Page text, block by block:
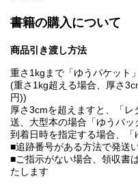
書籍の購入について
商品引き渡し方法
重さ1kgまで「ゆうパケット
(重さ1kg超える場合、厚さ
円))
厚さ3cmを超えますと、「
送、大型本の場合「ゆうパッ
到着日時を指定する場合、「
■追跡番号がある方法で発送
■ご指示がない場合、領収書
たします